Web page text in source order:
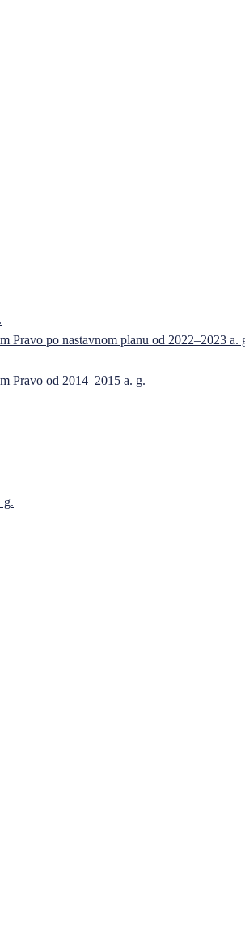
Pravo po nastavnom planu od 2022–2023 a.
Pravo od 2014–2015 a. g.
g.